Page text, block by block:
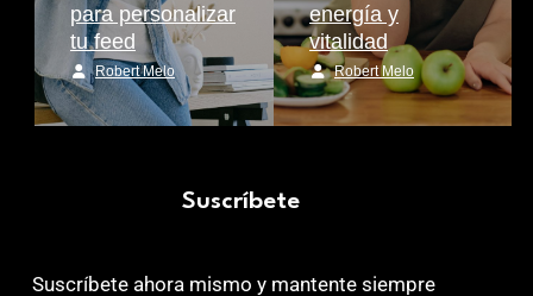
para personalizar
tu feed
Robert Melo
energía y
vitalidad
Robert Melo
Suscríbete
Suscríbete ahora mismo y mantente siempre